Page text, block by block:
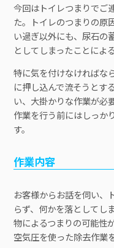
今回はトイレつまりでご
た。トイレのつまりの原
い過ぎ以外にも、尿石の
としてしまったことによ
特に気を付けなければな
に押し込んで流そうとす
い、大掛かりな作業が必
作業を行う前にはしっか
す。
作業内容
お客様からお話を伺い、
らず、何かを落としてし
物によるつまりの可能性
空気圧を使った除去作業